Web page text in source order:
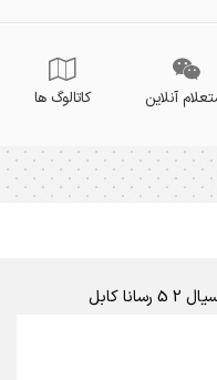
آنلاین کاتالوگ ها
کابل